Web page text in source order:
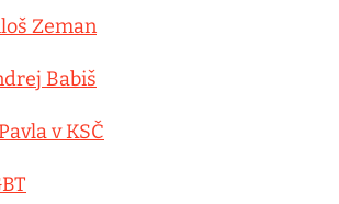
Zeman
Babiš
v KSČ